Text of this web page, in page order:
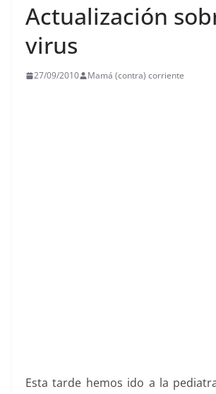
Actualización
virus
27/09/2010 Mamá (contra) corriente
Esta tarde hemos ido a la